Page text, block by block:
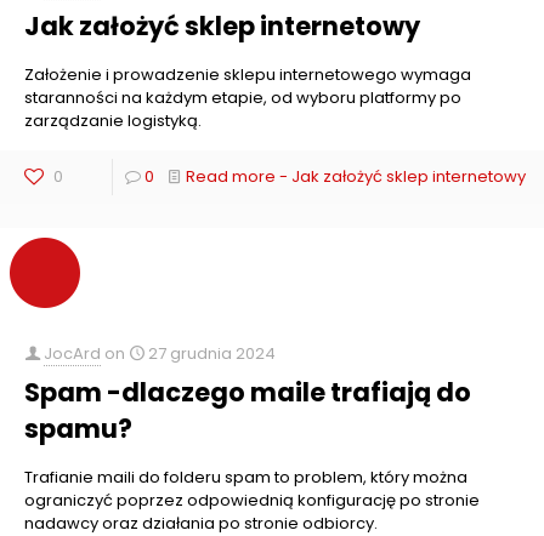
Jak założyć sklep internetowy
Założenie i prowadzenie sklepu internetowego wymaga
staranności na każdym etapie, od wyboru platformy po
zarządzanie logistyką.
0 0 Read more - Jak założyć sklep internetowy
JocArd on 27 grudnia 2024
Spam -dlaczego maile trafiają do
spamu?
Trafianie maili do folderu spam to problem, który można
ograniczyć poprzez odpowiednią konfigurację po stronie
nadawcy oraz działania po stronie odbiorcy.